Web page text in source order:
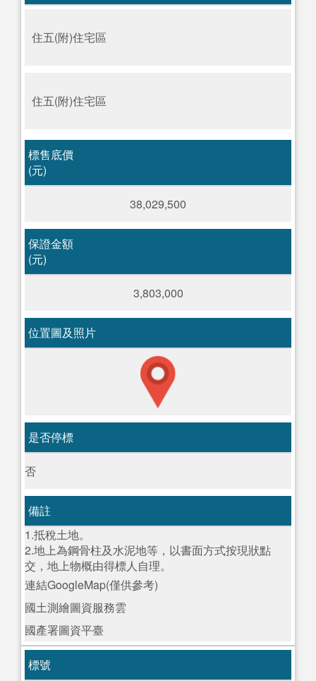
住五(附)住宅區
住五(附)住宅區
標售底價
(元)
38,029,500
保證金額
(元)
3,803,000
位置圖及照片
是否停標
否
備註
1.抵稅土地。
2.地上為鋼骨柱及水泥地等，以書面方式按現狀點
交，地上物概由得標人自理。
連結GoogleMap(僅供參考)
國土測繪圖資服務雲
國產署圖資平臺
標號